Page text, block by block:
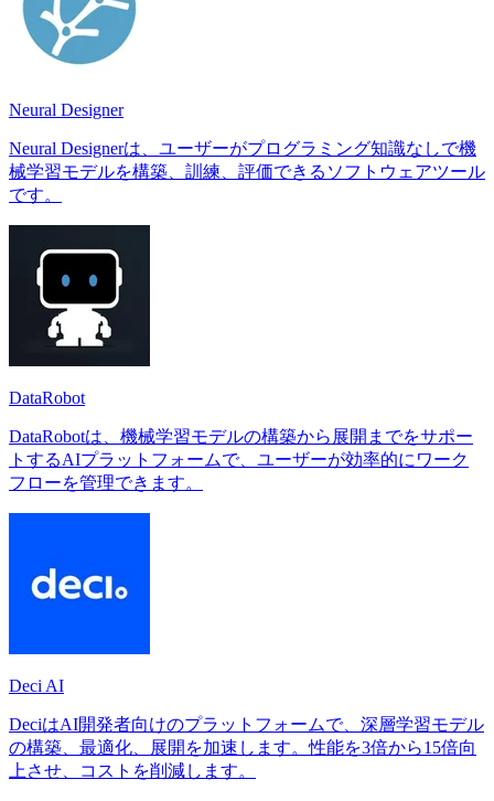
Neural Designer
Neural Designerは、ユーザーがプログラミング知識なしで機
械学習モデルを構築、訓練、評価できるソフトウェアツール
です。
DataRobot
DataRobotは、機械学習モデルの構築から展開までをサポー
トするAIプラットフォームで、ユーザーが効率的にワーク
フローを管理できます。
Deci AI
DeciはAI開発者向けのプラットフォームで、深層学習モデル
の構築、最適化、展開を加速します。性能を3倍から15倍向
上させ、コストを削減します。